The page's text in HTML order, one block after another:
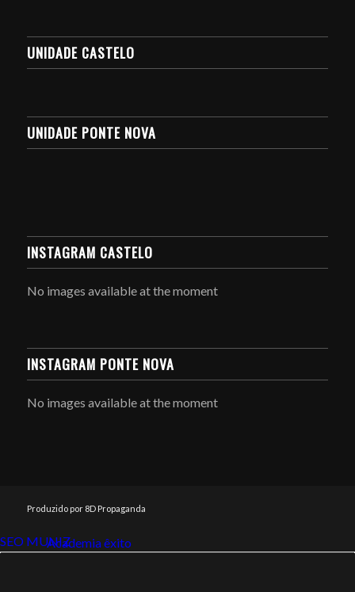
UNIDADE CASTELO
UNIDADE PONTE NOVA
INSTAGRAM CASTELO
No images available at the moment
INSTAGRAM PONTE NOVA
No images available at the moment
Produzido por 8D Propaganda
SEO MUNIZ
Link112Academia êxito